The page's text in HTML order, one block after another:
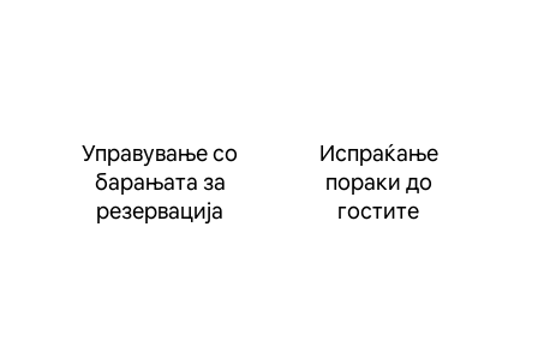
Управување со
барањата за
резервација
Испраќање
пораки до
гостите